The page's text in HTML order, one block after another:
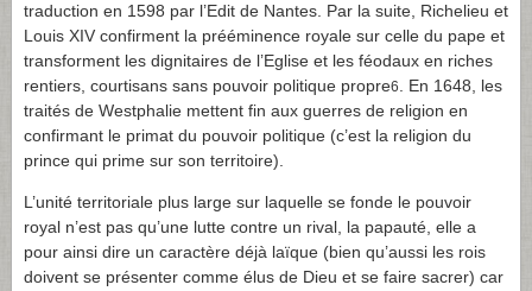
traduction en 1598 par l’Edit de Nantes. Par la suite, Richelieu et
Louis XIV confirment la prééminence royale sur celle du pape et
transforment les dignitaires de l’Eglise et les féodaux en riches
rentiers, courtisans sans pouvoir politique propre6
. En 1648, les
traités de Westphalie mettent fin aux guerres de religion en
confirmant le primat du pouvoir politique (c’est la religion du
prince qui prime sur son territoire).
L’unité territoriale plus large sur laquelle se fonde le pouvoir
royal n’est pas qu’une lutte contre un rival, la papauté, elle a
pour ainsi dire un caractère déjà laïque (bien qu’aussi les rois
doivent se présenter comme élus de Dieu et se faire sacrer) car